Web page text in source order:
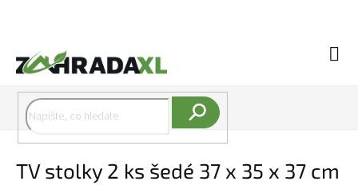
TV stolky 2 ks šedé 37 x 35 x 37 cm